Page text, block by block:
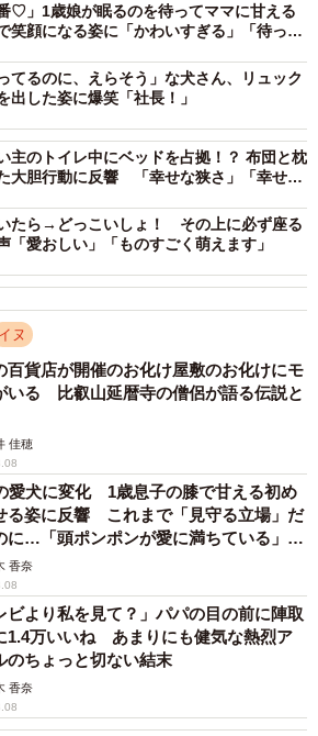
たが、四方八方に飛び散ったエサは
いました！」とのこと。
もあったそうで…「我が家には乳
がると大変だと焦りましたが、さす
ァーの下の見つけにくいところまで
れました」と話しています。
してる私と準備万端な犬
できたうえに、見つかりにくいとこ
グフードを「片づけた」エマちゃん
アカウントのタイムラインにはご家
イベントを楽しんだり、何気ない日
ゃんの姿が投稿されています。
♡」1歳娘が眠るのを待ってママに甘える
顔になる姿に「かわいすぎる」「待って
てるのに、えらそう」な犬さん、リュック
出した姿に爆笑「社長！」
主のトイレ中にベッドを占拠！？ 布団と枕
大胆行動に反響 「幸せな狭さ」「幸せな
たら→どっこいしょ！ その上に必ず座る
「愛おしい」「ものすごく萌えます」
イヌ
百貨店が開催のお化け屋敷のお化けにモ
いる 比叡山延暦寺の僧侶が語る伝説と
佳穂
愛犬に変化 1歳息子の膝で甘える初め
る姿に反響 これまで「見守る立場」だ
に…「頭ポンポンが愛に満ちている」
」
香奈
ビより私を見て？」パパの目の前に陣取
1.4万いいね あまりにも健気な熱烈ア
のちょっと切ない結末
香奈